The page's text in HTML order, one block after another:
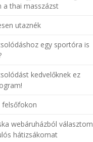
a thai masszázst
utaznék
egy sportóra is
kedvelőknek ez
webáruházból választom
hátizsákomat